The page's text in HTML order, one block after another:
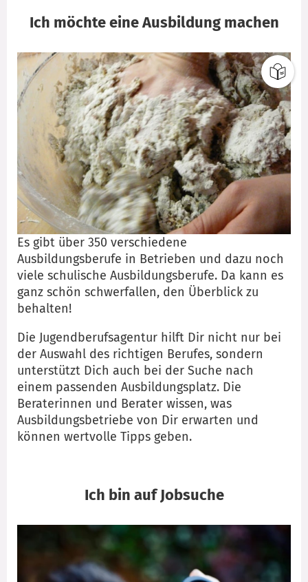
Ich möchte eine Ausbildung machen
Es gibt über 350 verschiedene
Ausbildungsberufe in Betrieben und dazu noch
viele schulische Ausbildungsberufe. Da kann es
ganz schön schwerfallen, den Überblick zu
behalten!
Die Jugendberufsagentur hilft Dir nicht nur bei
der Auswahl des richtigen Berufes, sondern
unterstützt Dich auch bei der Suche nach
einem passenden Ausbildungsplatz. Die
Beraterinnen und Berater wissen, was
Ausbildungsbetriebe von Dir erwarten und
können wertvolle Tipps geben.
Ich bin auf Jobsuche